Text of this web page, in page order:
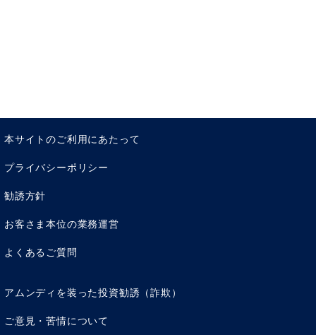
本サイトのご利用にあたって
プライバシーポリシー
勧誘方針
お客さま本位の業務運営
よくあるご質問
アムンディを装った投資勧誘（詐欺）
ご意見・苦情について